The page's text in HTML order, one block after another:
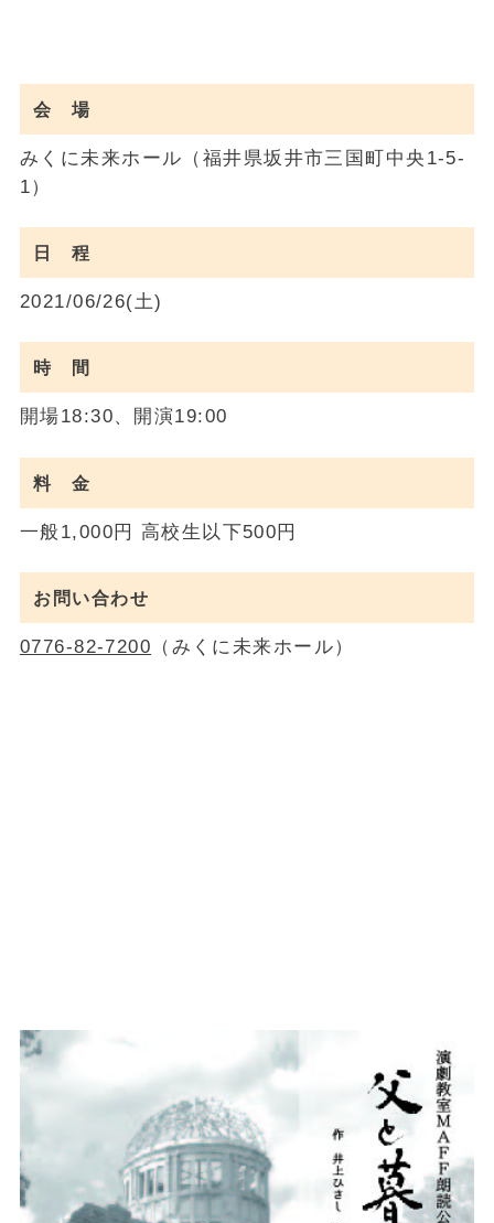
会 場
みくに未来ホール（福井県坂井市三国町中央1-5-
1）
日 程
2021/06/26(土)
時 間
開場18:30、開演19:00
料 金
一般1,000円 高校生以下500円
お問い合わせ
0776-82-7200 （みくに未来ホール）